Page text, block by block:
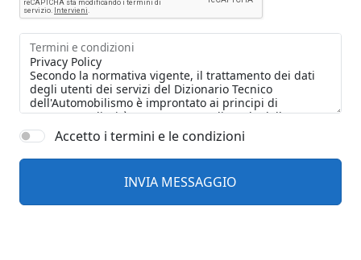
Termini e condizioni
Accetto i termini e le condizioni